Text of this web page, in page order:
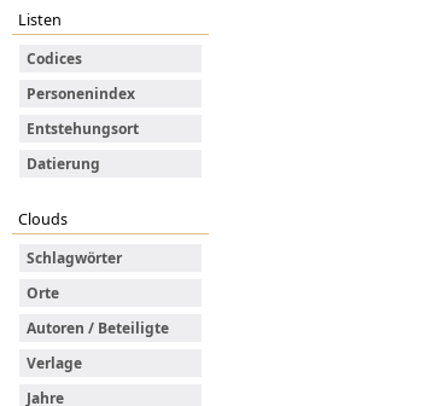
Listen
Codices
Personenindex
Entstehungsort
Datierung
Clouds
Schlagwörter
Orte
Autoren / Beteiligte
Verlage
Jahre